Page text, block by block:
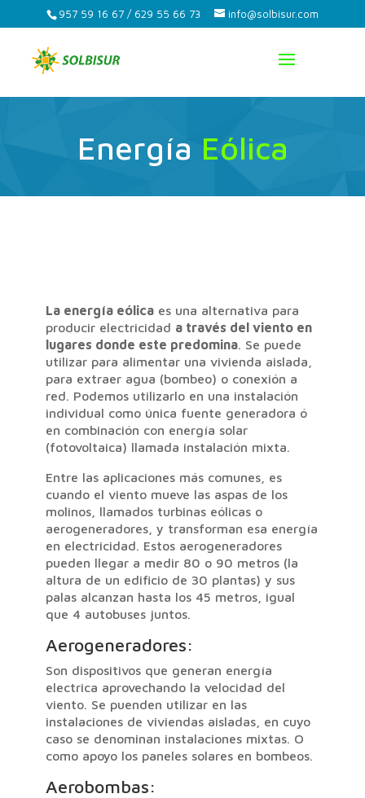
957 59 16 67 / 629 55 66 73 info@solbisur.com
Energía Eólica
La energía eólica es una alternativa para
producir electricidad a través del viento en
lugares donde este predomina . Se puede
utilizar para alimentar una vivienda aislada,
para extraer agua (bombeo) o conexión a
red. Podemos utilizarlo en una instalación
individual como única fuente generadora ó
en combinación con energía solar
(fotovoltaica) llamada instalación mixta.
Entre las aplicaciones más comunes, es
cuando el viento mueve las aspas de los
molinos, llamados turbinas eólicas o
aerogeneradores, y transforman esa energía
en electricidad. Estos aerogeneradores
pueden llegar a medir 80 o 90 metros (la
altura de un edificio de 30 plantas) y sus
palas alcanzan hasta los 45 metros, igual
que 4 autobuses juntos.
Aerogeneradores:
Son dispositivos que generan energía
electrica aprovechando la velocidad del
viento. Se puenden utilizar en las
instalaciones de viviendas aisladas, en cuyo
caso se denominan instalaciones mixtas. O
como apoyo los paneles solares en bombeos.
Aerobombas: